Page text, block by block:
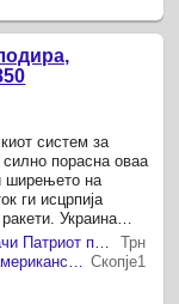
систем за
порасна оваа
ширењето на
ги исцрпија
Украина
за одбрана од
Трн
Скопје1